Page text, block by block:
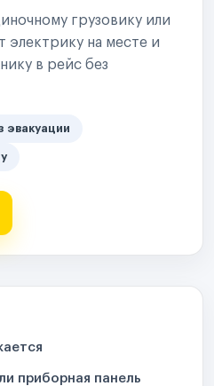
грузовику или
электрику на месте и
в рейс без
эвакуации
приборная панель